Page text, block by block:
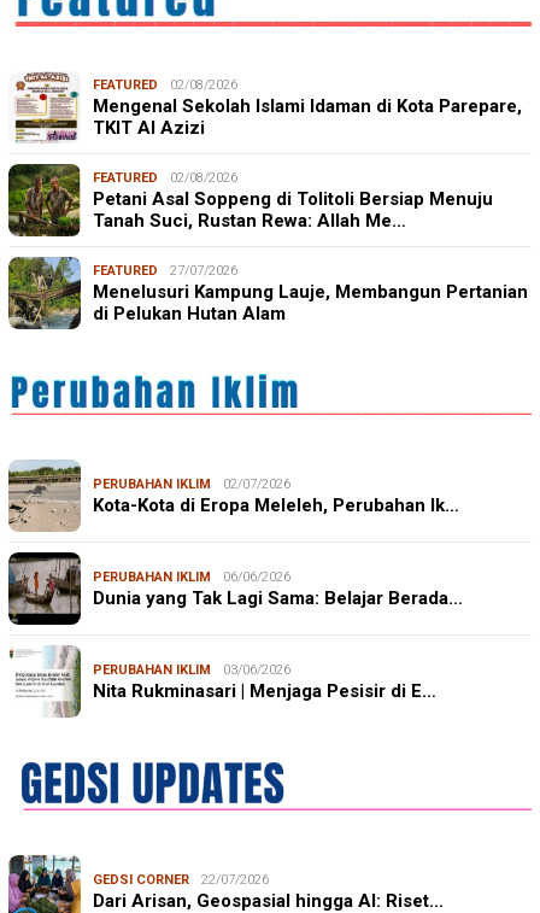
FEATURED 02/08/2026
Mengenal Sekolah Islami Idaman di Kota Parepare,
TKIT Al Azizi
FEATURED 02/08/2026
Petani Asal Soppeng di Tolitoli Bersiap Menuju
Tanah Suci, Rustan Rewa: Allah Me…
FEATURED 27/07/2026
Menelusuri Kampung Lauje, Membangun Pertanian
di Pelukan Hutan Alam
PERUBAHAN IKLIM 02/07/2026
Kota-Kota di Eropa Meleleh, Perubahan Ik…
PERUBAHAN IKLIM 06/06/2026
Dunia yang Tak Lagi Sama: Belajar Berada…
PERUBAHAN IKLIM 03/06/2026
Nita Rukminasari | Menjaga Pesisir di E…
GEDSI CORNER 22/07/2026
Dari Arisan, Geospasial hingga AI: Riset…